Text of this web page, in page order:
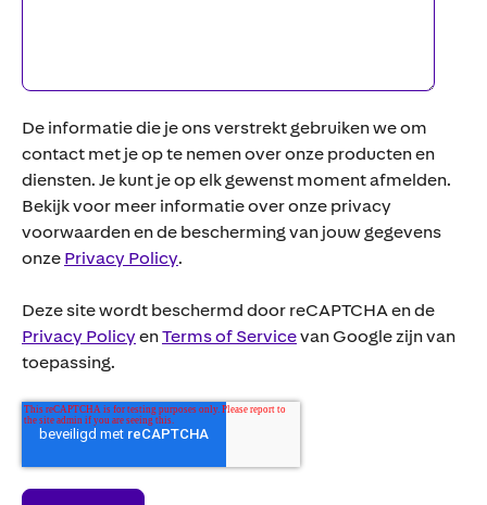
De informatie die je ons verstrekt gebruiken we om
contact met je op te nemen over onze producten en
diensten. Je kunt je op elk gewenst moment afmelden.
Bekijk voor meer informatie over onze privacy
voorwaarden en de bescherming van jouw gegevens
onze Privacy Policy.
Deze site wordt beschermd door reCAPTCHA en de
Privacy PolicyenTerms of Servicevan Google zijn van
toepassing.